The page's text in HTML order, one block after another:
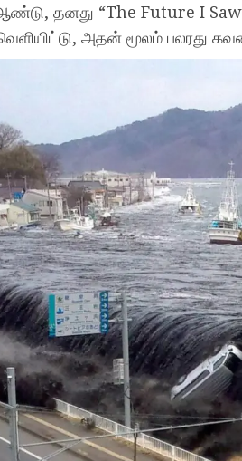
தனது “The Future I
அதன் மூலம் பலரது